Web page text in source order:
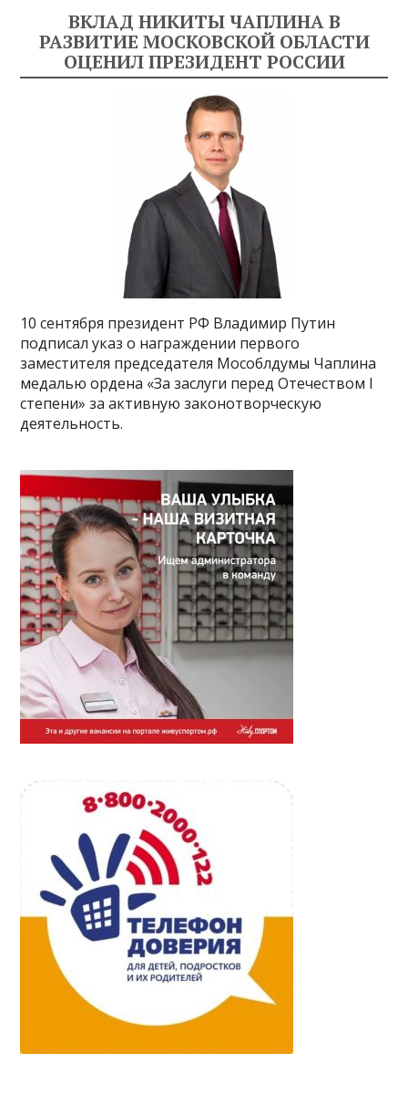
ВКЛАД НИКИТЫ ЧАПЛИНА В
РАЗВИТИЕ МОСКОВСКОЙ ОБЛАСТИ
ОЦЕНИЛ ПРЕЗИДЕНТ РОССИИ
10 сентября президент РФ Владимир Путин
подписал указ о награждении первого
заместителя председателя Мособлдумы Чаплина
медалью ордена «За заслуги перед Отечеством I
степени» за активную законотворческую
деятельность.